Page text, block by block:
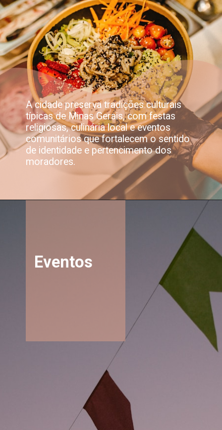
A cidade preserva tradições culturais
típicas de Minas Gerais, com festas
religiosas, culinária local e eventos
comunitários que fortalecem o sentido
de identidade e pertencimento dos
moradores.
Eventos